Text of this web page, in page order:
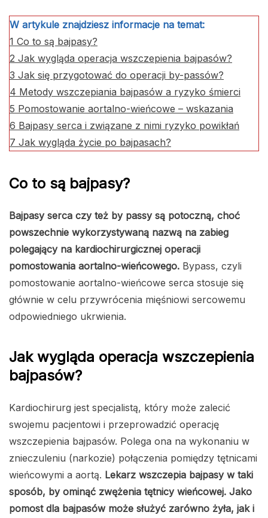
W artykule znajdziesz informacje na temat:
1 Co to są bajpasy?
2 Jak wygląda operacja wszczepienia bajpasów?
3 Jak się przygotować do operacji by-passów?
4 Metody wszczepiania bajpasów a ryzyko śmierci
5 Pomostowanie aortalno-wieńcowe – wskazania
6 Bajpasy serca i związane z nimi ryzyko powikłań
7 Jak wygląda życie po bajpasach?
Co to są bajpasy?
Bajpasy serca czy też by passy są potoczną, choć
powszechnie wykorzystywaną nazwą na zabieg
polegający na kardiochirurgicznej operacji
pomostowania aortalno-wieńcowego. Bypass, czyli
pomostowanie aortalno-wieńcowe serca stosuje się
głównie w celu przywrócenia mięśniowi sercowemu
odpowiedniego ukrwienia.
Jak wygląda operacja wszczepienia
bajpasów?
Kardiochirurg jest specjalistą, który może zalecić
swojemu pacjentowi i przeprowadzić operację
wszczepienia bajpasów. Polega ona na wykonaniu w
znieczuleniu (narkozie) połączenia pomiędzy tętnicami
wieńcowymi a aortą. Lekarz wszczepia bajpasy w taki
sposób, by ominąć zwężenia tętnicy wieńcowej. Jako
pomost dla bajpasów może służyć zarówno żyła, jak i